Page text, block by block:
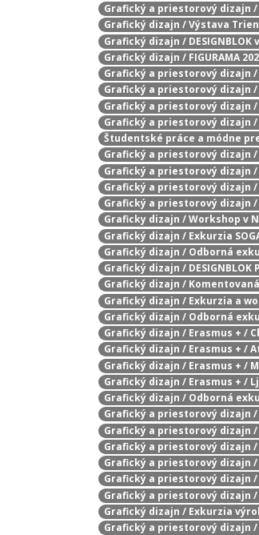
Grafický a priestorový dizajn
Grafický dizajn / Výstava
Grafický dizajn / DESIGNBLOK
Grafický dizajn / FIGURAMA
Grafický a priestorový dizajn
Grafický a priestorový dizajn
Grafický a priestorový dizajn
Grafický a priestorový dizajn /
Študentské práce a módne
Grafický a priestorový dizajn
Grafický a priestorový dizajn
Grafický a priestorový dizajn
Grafický a priestorový dizajn
Graficky dizajn / Workshop v
Grafický dizajn / Exkurzia
Grafický dizajn / Odborná
Grafický dizajn / DESIGNBLOK
Grafický dizajn /
Grafický dizajn / Exkurzia a
Grafický dizajn / Odborná
Grafický dizajn / Erasmus + /
Grafický dizajn / Erasmus + /
Grafický dizajn / Erasmus + /
Grafický dizajn / Erasmus + /
Grafický dizajn / Odborná
Grafický a priestorový dizajn
Grafický a priestorový dizajn
Grafický a priestorový dizajn
Grafický a priestorový dizajn
Grafický a priestorový dizajn
Grafický a priestorový dizajn
Grafický dizajn / Exkurzia
Grafický a priestorový dizajn